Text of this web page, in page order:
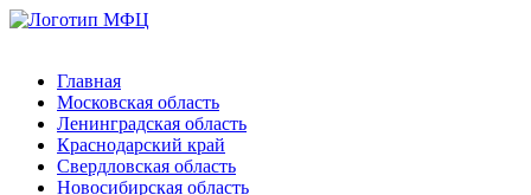
Главная
Московская область
Ленинградская область
Краснодарский край
Свердловская область
Новосибирская область